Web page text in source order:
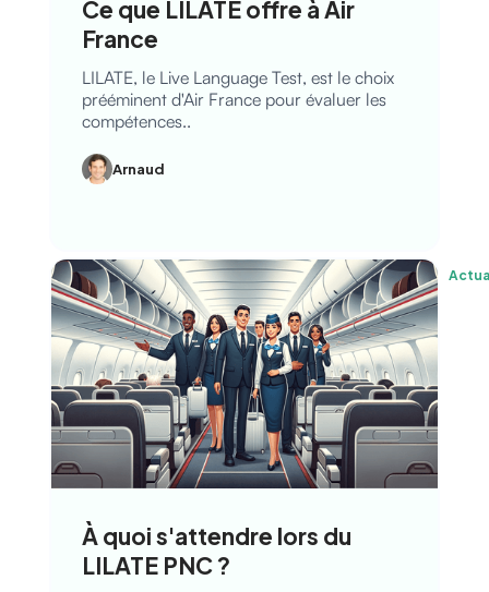
Ce que LILATE offre à Air
France
LILATE, le Live Language Test, est le choix
prééminent d'Air France pour évaluer les
compétences..
Arnaud
À quoi s'attendre lors du
LILATE PNC ?